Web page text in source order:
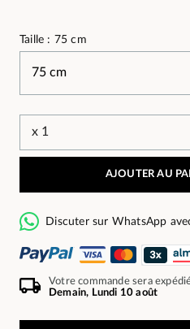
Taille : 75 cm
AJOUTER AU
Discuter sur WhatsApp
Votre commande sera
Demain, Lundi 10 août